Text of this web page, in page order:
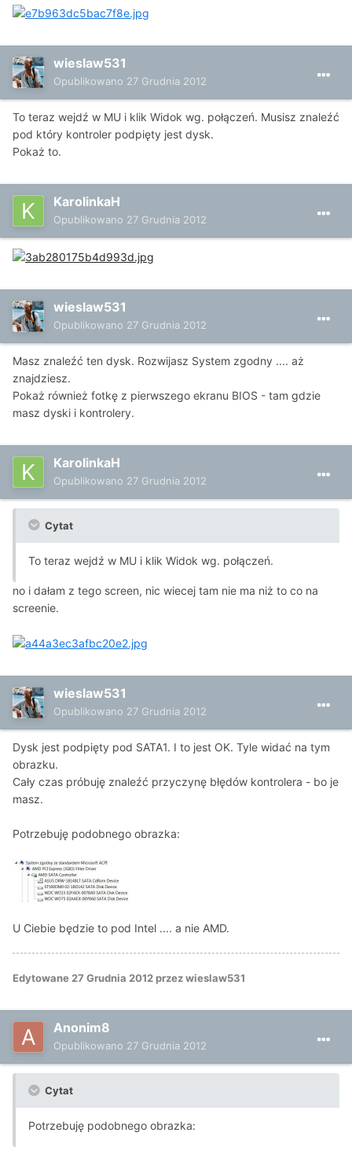
wieslaw531
Opublikowano 27 Grudnia 2012
To teraz wejdź w MU i klik Widok wg. połączeń. Musisz znaleźć
pod który kontroler podpięty jest dysk.
Pokaż to.
KarolinkaH
Opublikowano 27 Grudnia 2012
wieslaw531
Opublikowano 27 Grudnia 2012
Masz znaleźć ten dysk. Rozwijasz System zgodny .... aż
znajdziesz.
Pokaż również fotkę z pierwszego ekranu BIOS - tam gdzie
masz dyski i kontrolery.
KarolinkaH
Opublikowano 27 Grudnia 2012
Cytat
To teraz wejdź w MU i klik Widok wg. połączeń.
no i dałam z tego screen, nic wiecej tam nie ma niż to co na
screenie.
wieslaw531
Opublikowano 27 Grudnia 2012
Dysk jest podpięty pod SATA1. I to jest OK. Tyle widać na tym
obrazku.
Cały czas próbuję znaleźć przyczynę błędów kontrolera - bo je
masz.
Potrzebuję podobnego obrazka:
U Ciebie będzie to pod Intel .... a nie AMD.
Edytowane 27 Grudnia 2012przez wieslaw531
Anonim8
Opublikowano 27 Grudnia 2012
Cytat
Potrzebuję podobnego obrazka: